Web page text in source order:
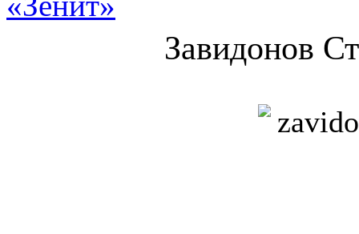
Завидонов